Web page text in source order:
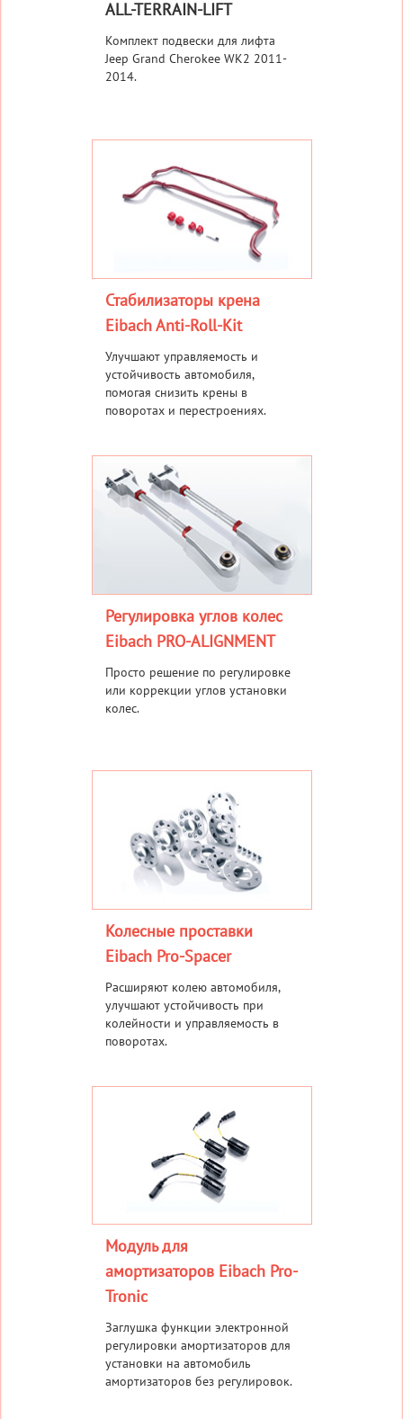
ALL-TERRAIN-LIFT
Комплект подвески для лифта
Jeep Grand Cherokee WK2 2011-
2014.
Стабилизаторы крена
Eibach Anti-Roll-Kit
Улучшают управляемость и
устойчивость автомобиля,
помогая снизить крены в
поворотах и перестроениях.
Регулировка углов колес
Eibach PRO-ALIGNMENT
Просто решение по регулировке
или коррекции углов установки
колес.
Колесные проставки
Eibach Pro-Spacer
Расширяют колею автомобиля,
улучшают устойчивость при
колейности и управляемость в
поворотах.
Модуль для
амортизаторов Eibach Pro-
Tronic
Заглушка функции электронной
регулировки амортизаторов для
установки на автомобиль
амортизаторов без регулировок.